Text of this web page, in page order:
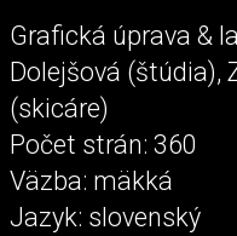
Grafická úprava &
Dolejšová (štúdia),
(skicáre)
Počet strán: 360
Väzba: mäkká
Jazyk: slovenský